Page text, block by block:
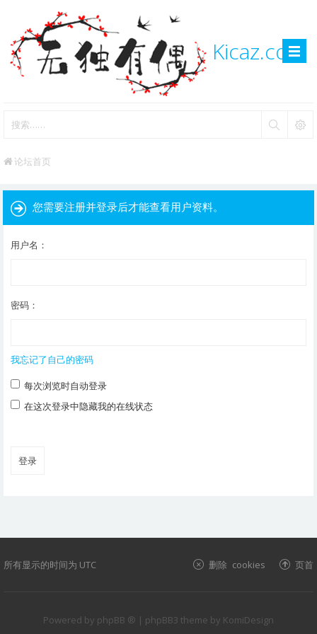
Kicaz.com
论坛首页
您需要注册并登录后才能查看用户资料。
用户名：
密码：
我忘记了自己的密码
每次浏览时自动登录
在这次登录中隐藏我的在线状态
所有显示的时间为 UTC 页首
删除 cookies
Powered by phpBB ® | phpBB3 theme by KomiDesign